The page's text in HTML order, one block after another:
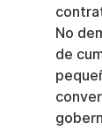
No
de